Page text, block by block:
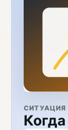
СИТУАЦИЯ